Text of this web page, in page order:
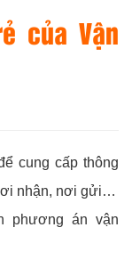
của Vận
cung cấp thông
nhận, nơi gửi…
phương án vận